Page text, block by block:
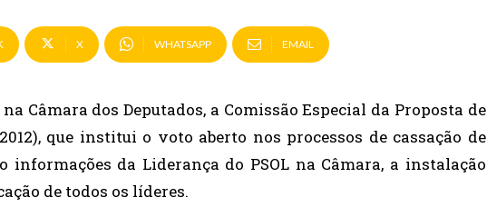
X WHATSAPP EMAIL
Câmara dos Deputados, a Comissão Especial da Proposta de
que institui o voto aberto nos processos de cassação de
informações da Liderança do PSOL na Câmara, a instalação
de todos os líderes.